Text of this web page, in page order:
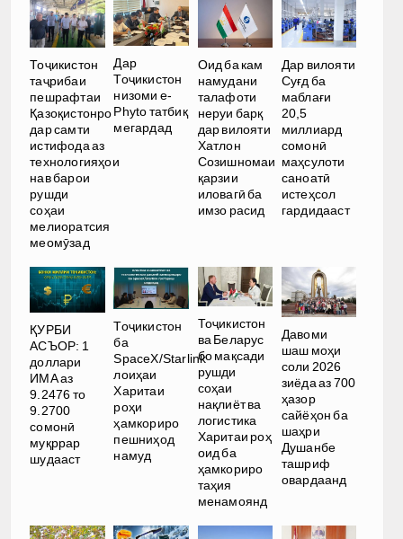
Тоҷикистон
таҷрибаи
пешрафтаи
Қазоқистонро
дар самти
истифода аз
технологияҳои
нав барои
рушди
соҳаи
мелиоратсия
меомӯзад
Дар
Тоҷикистон
низоми e-
Phyto татбиқ
мегардад
Оид ба кам
намудани
талафоти
неруи барқ
дар вилояти
Хатлон
Созишномаи
қарзии
иловагӣ ба
имзо расид
Дар вилояти
Суғд ба
маблағи
20,5
миллиард
сомонӣ
маҳсулоти
саноатӣ
истеҳсол
гардидааст
ҚУРБИ
АСЪОР: 1
доллари
ИМА аз
9.2476 то
9.2700
сомонӣ
муқррар
шудааст
Тоҷикистон
ба
SpaceX/Starlink
лоиҳаи
Харитаи
роҳи
ҳамкориро
пешниҳод
намуд
Тоҷикистон
ва Беларус
бо мақсади
рушди
соҳаи
нақлиёт ва
логистика
Харитаи роҳ
оид ба
ҳамкориро
таҳия
менамоянд
Давоми
шаш моҳи
соли 2026
зиёда аз 700
ҳазор
сайёҳон ба
шаҳри
Душанбе
ташриф
овардаанд